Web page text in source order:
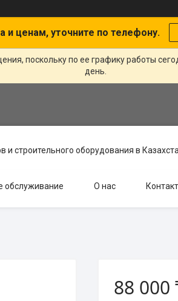
и ценам, уточните по телефону.
поскольку по ее графику работы
день.
строительного оборудования в
обслуживание О нас
88 000